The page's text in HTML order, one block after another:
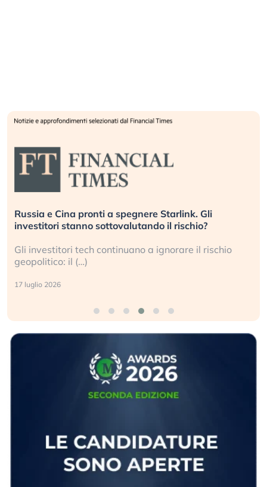
Russia e Cina pronti a spegnere Starlink. Gli
investitori stanno sottovalutando il rischio?
Gli investitori tech continuano a ignorare il rischio
geopolitico: il (…)
17 luglio 2026